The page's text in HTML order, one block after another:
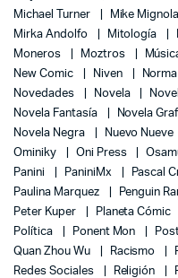
Michael Turner
Mike Mignola
Mirka Andolfo
Mitología
Moneros
Moztros
New Comic
Niven
Novedades
Novela
Novela Fantasía
Novela
Novela Negra
Nuevo Nueve
Ominiky
Oni Press
Panini
PaniniMx Pascal
Paulina Marquez
Penguin
Peter Kuper
Planeta Cómic
Política
Ponent Mon
Quan Zhou Wu
Racismo
Redes Sociales
Religión